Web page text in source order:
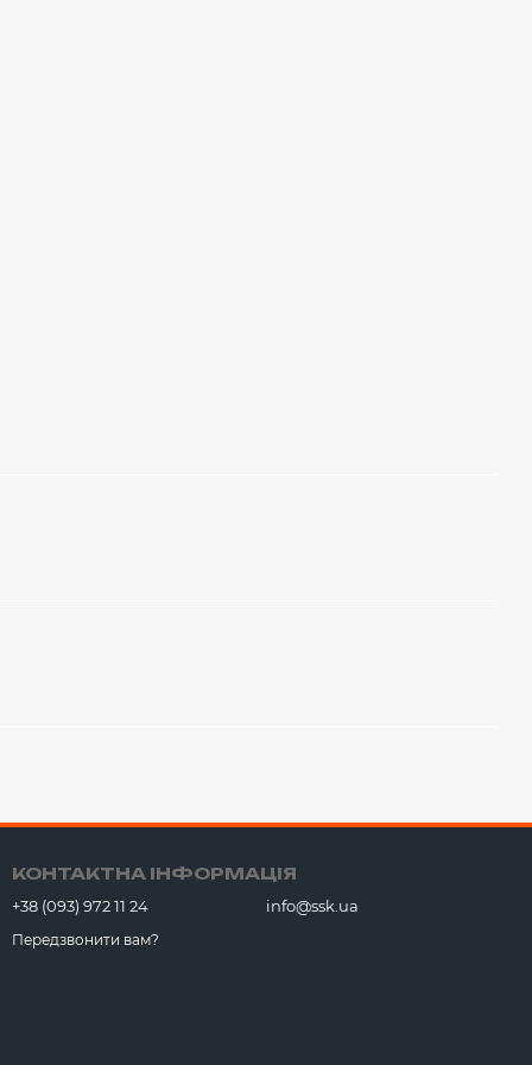
КОНТАКТНА ІНФОРМАЦІЯ
+38 (093) 972 11 24
Передзвонити вам?
info@ssk.ua